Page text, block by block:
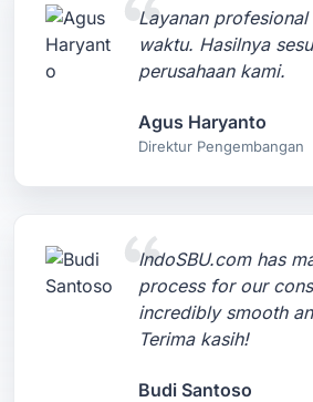
Layanan
waktu. Hasilnya
perusahaan kami.
Agus Haryanto
Direktur Pengembangan
IndoSBU.com has
process for our
incredibly smooth
Terima kasih!
Budi Santoso